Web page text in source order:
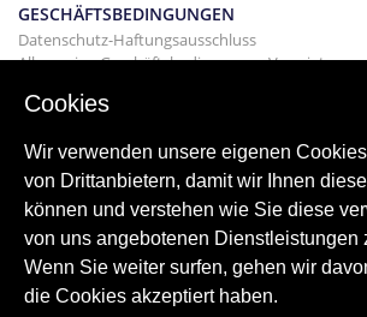
GESCHÄFTSBEDINGUNGEN
Datenschutz-Haftungsausschluss
Allgemeine Geschäftsbedingungen Vermietung
Projekte
KAUF
Kaufen Sie Ihr Haus
Verkaufen
Hypothek
Suchdienst
BLOGGEN
Bloggen
Cookies
Wir verwenden unsere eigenen
von Drittanbietern, damit wir Ihnen
können und verstehen wie Sie diese
von uns angebotenen Dienstleistungen
Wenn Sie weiter surfen, gehen wir
die Cookies akzeptiert haben.